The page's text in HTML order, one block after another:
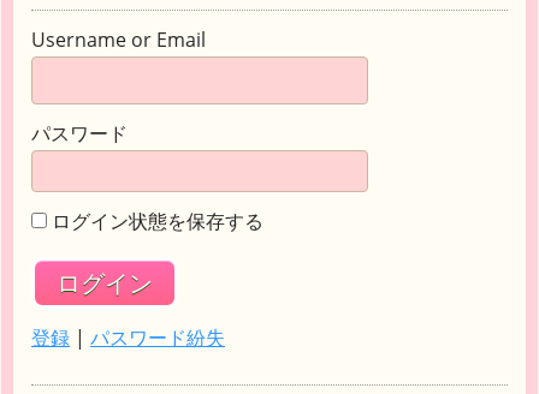
Username or Email
パスワード
ログイン状態を保存する
登録 | パスワード紛失